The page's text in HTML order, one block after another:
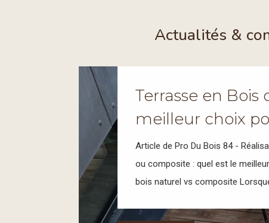
Actualités &
Terrasse en
meilleur choix
Article de Pro Du Bois 84 -
ou composite : quel est le
bois naturel vs composite